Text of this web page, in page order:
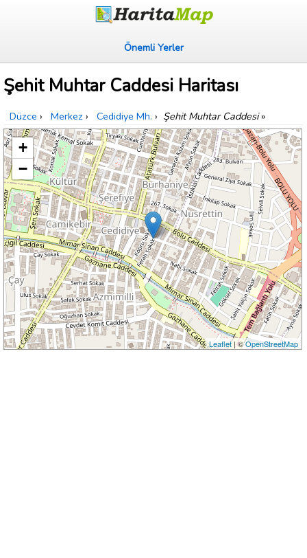
Önemli Yerler
Şehit Muhtar Caddesi Haritası
Düzce › Merkez › Cedidiye Mh. › Şehit Muhtar Caddesi»
+
−
Leaflet| ©OpenStreetMap